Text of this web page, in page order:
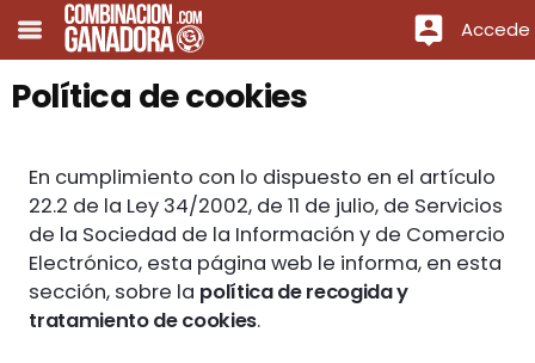
Accede
Política de cookies
En cumplimiento con lo dispuesto en el artículo
22.2 de la Ley 34/2002, de 11 de julio, de Servicios
de la Sociedad de la Información y de Comercio
Electrónico, esta página web le informa, en esta
sección, sobre la política de recogida y
tratamiento de cookies.